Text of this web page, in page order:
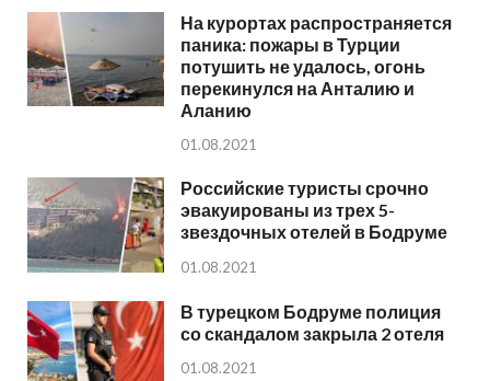
На курортах распространяется
паника: пожары в Турции
потушить не удалось, огонь
перекинулся на Анталию и
Аланию
01.08.2021
Российские туристы срочно
эвакуированы из трех 5-
звездочных отелей в Бодруме
01.08.2021
В турецком Бодруме полиция
со скандалом закрыла 2 отеля
01.08.2021